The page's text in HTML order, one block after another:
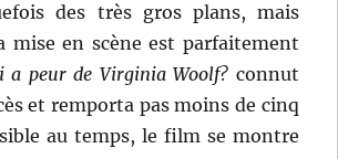
des très gros plans, mais
mise en scène est parfaitement
a peur de Virginia Woolf? connut
et remporta pas moins de cinq
au temps, le film se montre